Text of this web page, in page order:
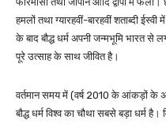
हमलों तथा ग्यारहवीं-बारहवीं शताब्दी
के बाद बौद्ध धर्म अपनी जन्मभूमि भारत से
पूरे उत्साह के साथ जीवित है।
वर्तमान समय में (वर्ष 2010 के आंकड़ों के
बौद्ध धर्म विश्व का चौथा सबसे बड़ा धर्म